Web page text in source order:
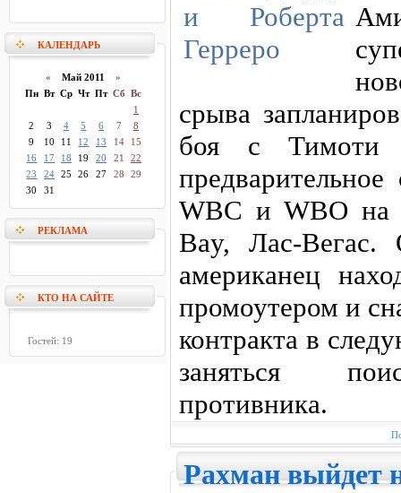
КАЛЕНДАРЬ
« Май 2011 »
Пн Вт Ср Чт Пт Сб Вс
1
2
3 4 5 6 7
8
9
10 11 12 13 14
15
16
17 18 19 20 21
22
23
24 25 26 27 28
29
30
31
РЕКЛАМА
КТО НА САЙТЕ
Гостей: 19
срыва
боя с Тимоти
WBC и WBO на
Bay, Лас-Вегас.
американец
промоутером и
контракта в
заняться
противника.
Рахман выйдет